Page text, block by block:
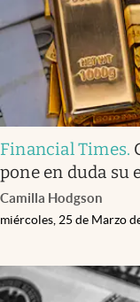
Financial Times.
pone en duda su
Camilla Hodgson
miércoles, 25 de Marzo